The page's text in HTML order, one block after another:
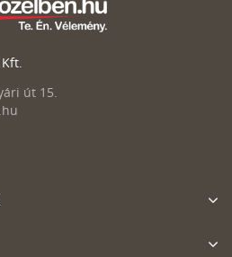
út 15.